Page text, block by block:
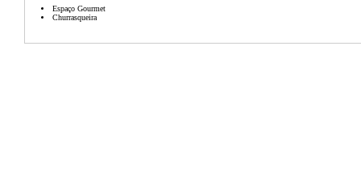
Espaço Gourmet
Churrasqueira